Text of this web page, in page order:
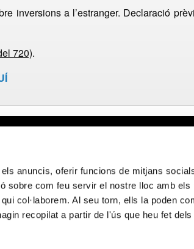
anuncis, oferir funcions de mitjans
sobre com feu servir el nostre lloc amb els
col·laborem. Al seu torn, ells la poden
recopilat a partir de l'ús que heu fet dels
inversions a l’estranger. Declaració
720).
Delegació Lleida
Delegació Girona
Delegació
GENERATION (EU) DEL MECANISME DE